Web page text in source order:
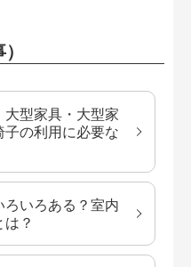
型家具・大型家
の利用に必要な
ろいろある？室内
？